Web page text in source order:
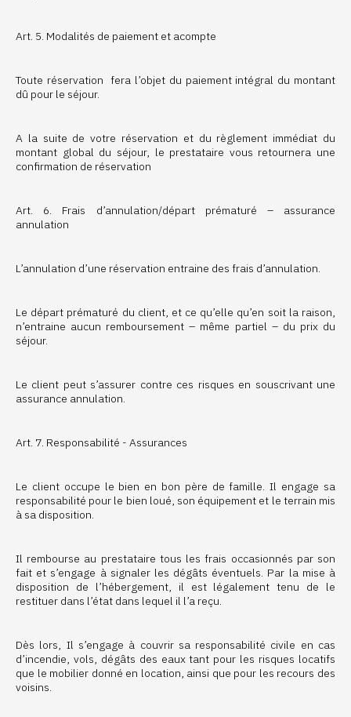
Art. 5. Modalités de paiement et acompte
Toute réservation fera l’objet du paiement intégral du montant
dû pour le séjour.
A la suite de votre réservation et du règlement immédiat du
montant global du séjour, le prestataire vous retournera une
confirmation de réservation
Art. 6. Frais d’annulation/départ prématuré – assurance
annulation
L’annulation d’une réservation entraine des frais d’annulation.
Le départ prématuré du client, et ce qu’elle qu’en soit la raison,
n’entraine aucun remboursement – même partiel – du prix du
séjour.
Le client peut s’assurer contre ces risques en souscrivant une
assurance annulation.
Art. 7. Responsabilité - Assurances
Le client occupe le bien en bon père de famille. Il engage sa
responsabilité pour le bien loué, son équipement et le terrain mis
à sa disposition.
Il rembourse au prestataire tous les frais occasionnés par son
fait et s’engage à signaler les dégâts éventuels. Par la mise à
disposition de l’hébergement, il est légalement tenu de le
restituer dans l’état dans lequel il l’a reçu.
Dès lors, Il s’engage à couvrir sa responsabilité civile en cas
d’incendie, vols, dégâts des eaux tant pour les risques locatifs
que le mobilier donné en location, ainsi que pour les recours des
voisins.